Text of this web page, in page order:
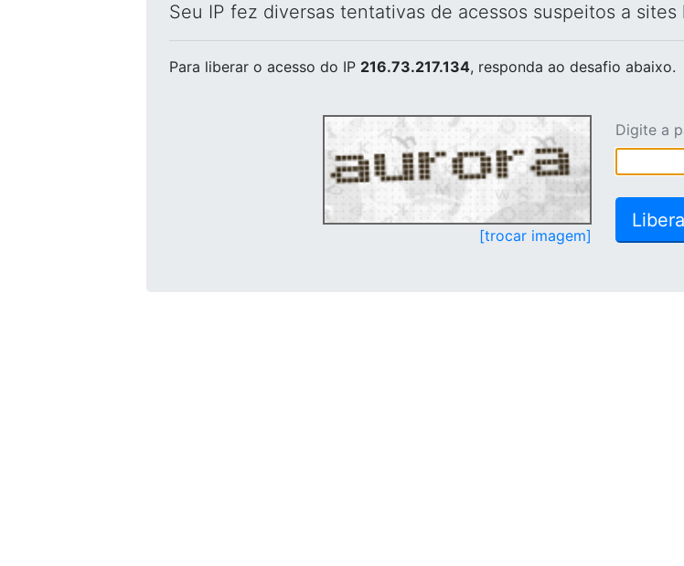
Seu IP fez diversas tentativas de acessos suspeitos a
Para liberar o acesso do IP 216.73.217.134, responda ao desafio abaixo.
[trocar imagem]
Digite a